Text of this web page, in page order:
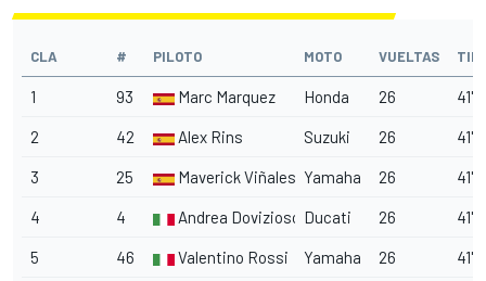
CLA # PILOTO MOTO VUELTAS
1 93 Marc Marquez Honda 26
2 42 Alex Rins Suzuki 26
3 25 Maverick Viñales Yamaha 26
4 4 Andrea Dovizioso Ducati 26
5 46 Valentino Rossi Yamaha 26